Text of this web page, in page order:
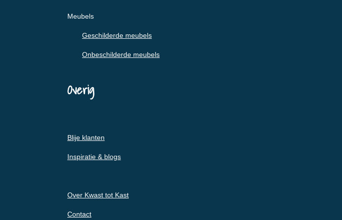
Meubels
Geschilderde meubels
Onbeschilderde meubels
Overig
Blije klanten
Inspiratie & blogs
Over Kwast tot Kast
Contact